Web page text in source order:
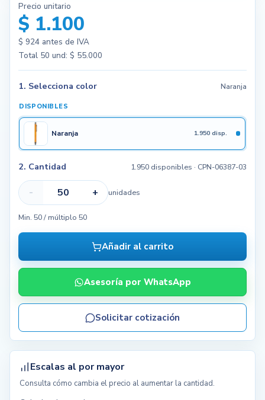
Precio unitario
$ 1.100
$ 924antes de IVA
Total 50 und: $ 55.000
1. Selecciona color Naranja
DISPONIBLES
Naranja 1.950 disp.
2. Cantidad 1.950 disponibles · CPN-06387-03
- + unidades
Min. 50 / múltiplo 50
Añadir al carrito
Asesoría por WhatsApp
Solicitar cotización
Escalas al por mayor
Consulta cómo cambia el precio al aumentar la cantidad.